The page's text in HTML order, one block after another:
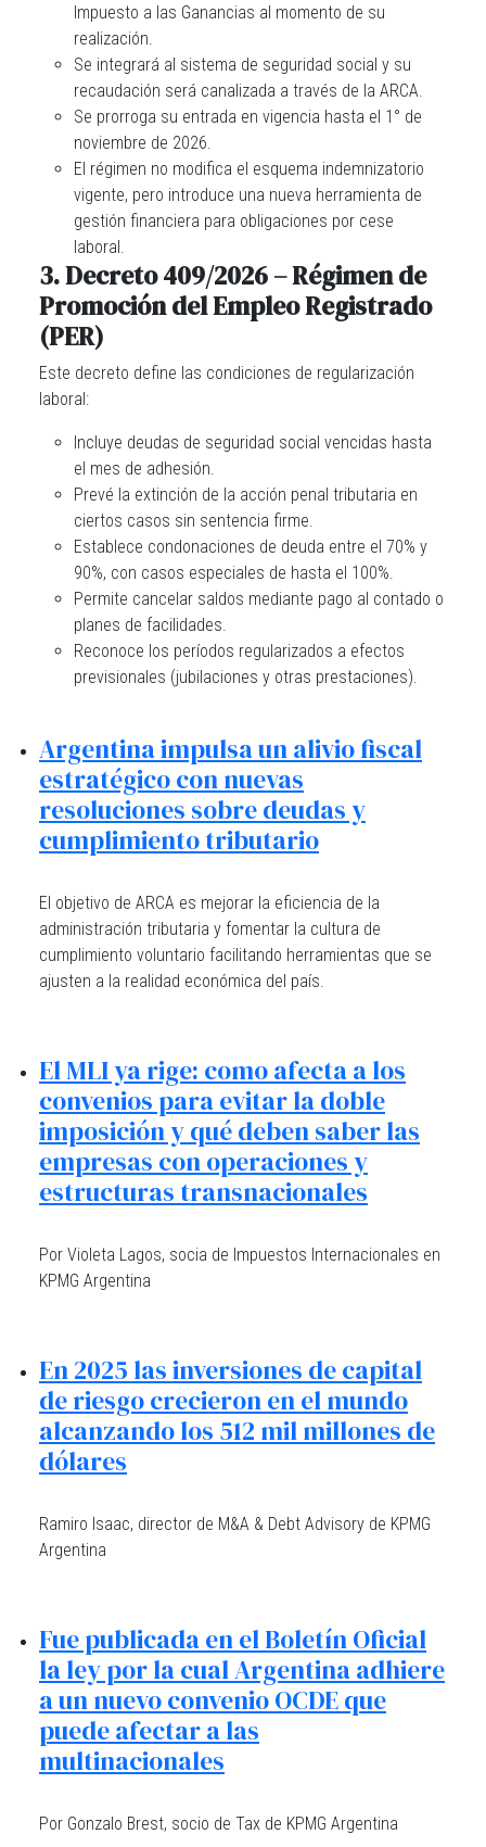
Impuesto a las Ganancias al momento de su
realización.
Se integrará al sistema de seguridad social y su
recaudación será canalizada a través de la ARCA.
Se prorroga su entrada en vigencia hasta el 1° de
noviembre de 2026.
El régimen no modifica el esquema indemnizatorio
vigente, pero introduce una nueva herramienta de
gestión financiera para obligaciones por cese
laboral.
3. Decreto 409/2026 – Régimen de
Promoción del Empleo Registrado
(PER)
Este decreto define las condiciones de regularización
laboral:
Incluye deudas de seguridad social vencidas hasta
el mes de adhesión.
Prevé la extinción de la acción penal tributaria en
ciertos casos sin sentencia firme.
Establece condonaciones de deuda entre el 70% y
90%, con casos especiales de hasta el 100%.
Permite cancelar saldos mediante pago al contado o
planes de facilidades.
Reconoce los períodos regularizados a efectos
previsionales (jubilaciones y otras prestaciones).
Argentina impulsa un alivio fiscal
estratégico con nuevas
resoluciones sobre deudas y
cumplimiento tributario
El objetivo de ARCA es mejorar la eficiencia de la
administración tributaria y fomentar la cultura de
cumplimiento voluntario facilitando herramientas que se
ajusten a la realidad económica del país.
El MLI ya rige: como afecta a los
convenios para evitar la doble
imposición y qué deben saber las
empresas con operaciones y
estructuras transnacionales
Por Violeta Lagos, socia de Impuestos Internacionales en
KPMG Argentina
En 2025 las inversiones de capital
de riesgo crecieron en el mundo
alcanzando los 512 mil millones de
dólares
Ramiro Isaac, director de M&A & Debt Advisory de KPMG
Argentina
Fue publicada en el Boletín Oficial
la ley por la cual Argentina adhiere
a un nuevo convenio OCDE que
puede afectar a las
multinacionales
Por Gonzalo Brest, socio de Tax de KPMG Argentina